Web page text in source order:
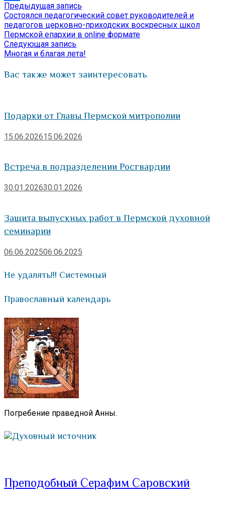
Отправить
Навигация
по
записям
Предыдущая запись
запись:
Состоялся педагогический совет руководителей и
педагогов церковно-приходских воскресных школ
Пермской епархии в online формате
Следующая запись
запись:
Многая и благая лета!
Вас также может заинтересовать
Подарки от Главы Пермской митрополии
15.06.202615.06.2026
Встреча в подразделении Росгвардии
30.01.202630.01.2026
Защита выпускных работ в Пермской духовной
семинарии
06.06.202506.06.2025
Не удалять!!! Системный
Православный календарь
Погребение праведной Анны.
Духовный источник
Преподобный Серафим Саровский